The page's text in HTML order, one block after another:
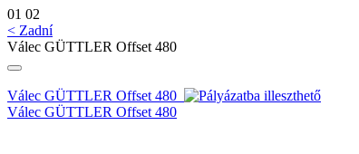
01 02
< Zadní
Válec GÜTTLER Offset 480
Válec GÜTTLER Offset 480
Válec GÜTTLER Offset 480